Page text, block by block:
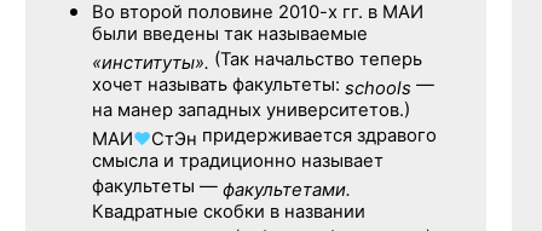
Во второй половине 2010-х гг. в МАИ
были введены так называемые
«институты». (Так начальство теперь
хочет называть факультеты: schools —
на манер западных университетов.)
МАИ♥СтЭн придерживается здравого
смысла и традиционно называет
факультеты — факультетами.
Квадратные скобки в названии